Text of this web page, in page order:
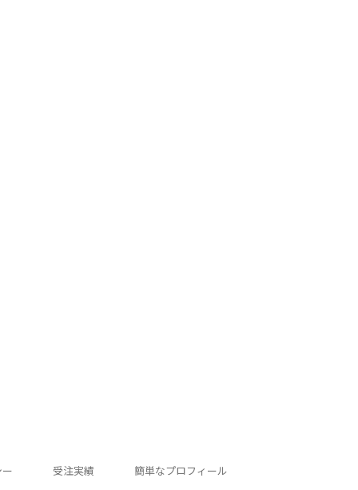
受注実績 簡単なプロフィール